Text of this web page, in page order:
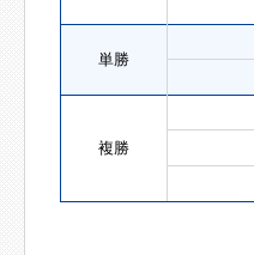
単勝
複勝